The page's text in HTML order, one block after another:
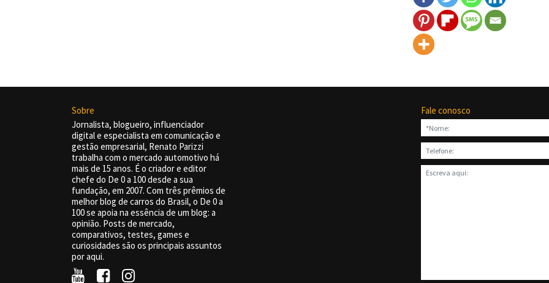
Sobre
Jornalista, blogueiro, influenciador
digital e especialista em comunicação e
gestão empresarial, Renato Parizzi
trabalha com o mercado automotivo há
mais de 15 anos. É o criador e editor
chefe do De 0 a 100 desde a sua
fundação, em 2007. Com três prêmios de
melhor blog de carros do Brasil, o De 0 a
100 se apoia na essência de um blog: a
opinião. Posts de mercado,
comparativos, testes, games e
curiosidades são os principais assuntos
por aqui.
Fale conosco